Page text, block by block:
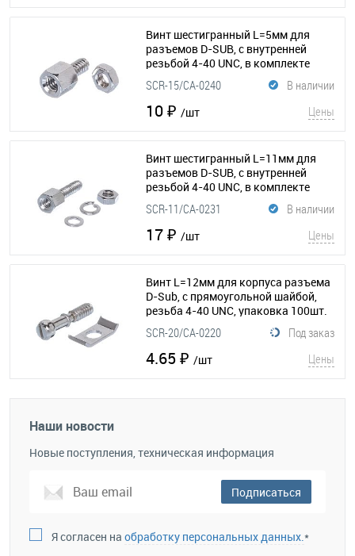
Винт шестигранный L=5мм для
разъемов D-SUB, с внутренней
резьбой 4-40 UNC, в комплекте
гайка, упаковка 100шт.(115-062)
В наличии
SCR-15/CA-0240
10 ₽ /шт Цены
Винт шестигранный L=11мм для
разъемов D-SUB, с внутренней
резьбой 4-40 UNC, в комплекте
гайка-шайба-гровер, упаковка
100шт.(115-071) В наличии
SCR-11/CA-0231
17 ₽ /шт Цены
Винт L=12мм для корпуса разъема
D-Sub, с прямоугольной шайбой,
резьба 4-40 UNC, упаковка 100шт.
(115-060)
Под заказ
SCR-20/CA-0220
4.65 ₽ /шт Цены
Наши новости
Новые поступления, техническая информация
Подписаться
Я согласен на обработку персональных данных.*